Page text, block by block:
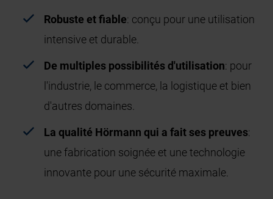
Robuste et fiable: conçu pour une utilisation
intensive et durable.
De multiples possibilités d'utilisation: pour
l'industrie, le commerce, la logistique et bien
d'autres domaines.
La qualité Hörmann qui a fait ses preuves:
une fabrication soignée et une technologie
innovante pour une sécurité maximale.